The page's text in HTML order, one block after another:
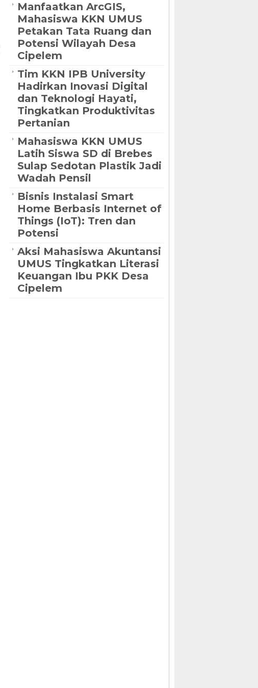
Manfaatkan ArcGIS,
Mahasiswa KKN UMUS
Petakan Tata Ruang dan
Potensi Wilayah Desa
Cipelem
Tim KKN IPB University
Hadirkan Inovasi Digital
dan Teknologi Hayati,
Tingkatkan Produktivitas
Pertanian
Mahasiswa KKN UMUS
Latih Siswa SD di Brebes
Sulap Sedotan Plastik Jadi
Wadah Pensil
Bisnis Instalasi Smart
Home Berbasis Internet of
Things (IoT): Tren dan
Potensi
Aksi Mahasiswa Akuntansi
UMUS Tingkatkan Literasi
Keuangan Ibu PKK Desa
Cipelem